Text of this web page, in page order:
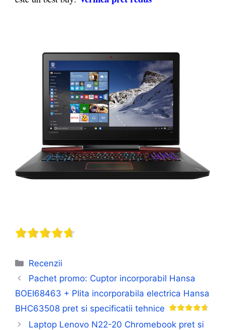
Categorii
Recenzii
Pachet promo: Cuptor incorporabil Hansa
BOEI68463 + Plita incorporabila electrica Hansa
BHC63508 pret si specificatii tehnice
Laptop Lenovo N22-20 Chromebook pret si